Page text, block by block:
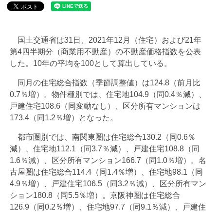
国土交通省は31日、2021年12月（住宅）および21年
第4四半期分（商業用不動産）の不動産価格指数を公表
した。10年の平均を100として算出している。
同月の住宅総合指数（季節調整値）は124.8（前月比
0.7％増）。物件種別では、住宅地104.9（同0.4％減）、
戸建住宅108.6（同変動なし）、区分所有マンションは
173.4（同1.2％増）となった。
都市圏別では、南関東圏は住宅総合130.2（同0.6％
減）、住宅地112.1（同3.7％減）、戸建住宅108.8（同
1.6％減）、区分所有マンション166.7（同1.0％増）。名
古屋圏は住宅総合114.4（同1.4％増）、住宅地98.1（同
4.9％増）、戸建住宅106.5（同3.2％減）、区分所有マン
ション180.8（同5.5％増）。京阪神圏は住宅総合
126.9（同0.2％増）、住宅地97.7（同9.1％減）、戸建住